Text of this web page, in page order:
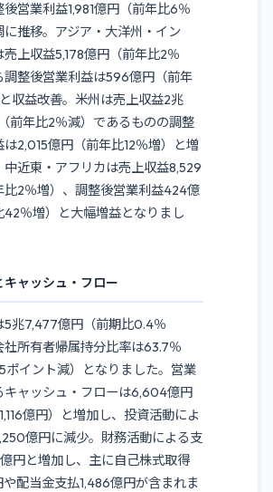
営業利益1,981億円（前年比6％
に推移。アジア・大洋州・イン
売上収益5,178億円（前年比2％
調整後営業利益は596億円（前年
収益改善。米州は売上収益2兆
前年比2％減）であるものの調整
は2,015億円（前年比12％増）と増
中近東・アフリカは売上収益8,529
比2％増）、調整後営業利益424億
42％増）と大幅増益となりまし
キャッシュ・フロー
5兆7,477億円（前期比0.4％
社所有者帰属持分比率は63.7％
ポイント減）となりました。営業
キャッシュ・フローは6,604億円
億円）と増加し、投資活動によ
億円に減少。財務活動による支
円と増加し、主に自己株式取得
配当金支払1,486億円が含まれま